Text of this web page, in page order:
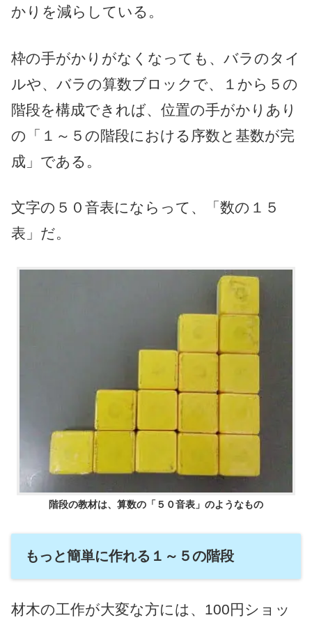
かりを減らしている。
枠の手がかりがなくなっても、バラのタイ
ルや、バラの算数ブロックで、１から５の
階段を構成できれば、位置の手がかりあり
の「１～５の階段における序数と基数が完
成」である。
文字の５０音表にならって、「数の１５
表」だ。
階段の教材は、算数の「５０音表」のようなもの
もっと簡単に作れる１～５の階段
材木の工作が大変な方には、100円ショッ